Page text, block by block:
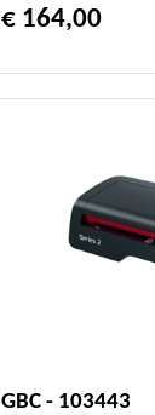
€ 164,00
GBC - 103443